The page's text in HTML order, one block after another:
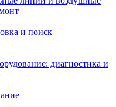
и поиск
диагностика и